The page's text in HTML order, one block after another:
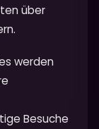
über
werden
Besuche